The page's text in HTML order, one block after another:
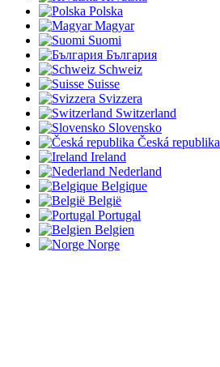
Polska
Magyar
Suomi
България
Schweiz
Suisse
Svizzera
Switzerland
Slovensko
Česká republika
Ireland
Nederland
Belgique
België
Portugal
Belgien
Norge